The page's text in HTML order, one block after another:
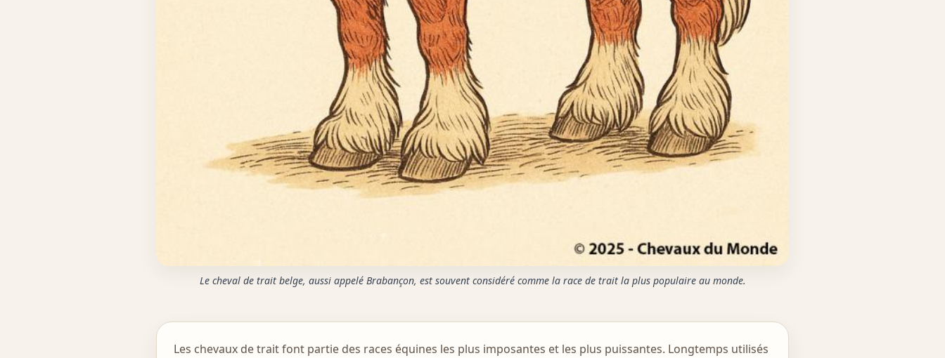
Le cheval de trait belge, aussi appelé Brabançon, est souvent considéré comme la race de trait la plus populaire au monde.
Les chevaux de trait font partie des races équines les plus imposantes et les plus puissantes. Longtemps utilisés